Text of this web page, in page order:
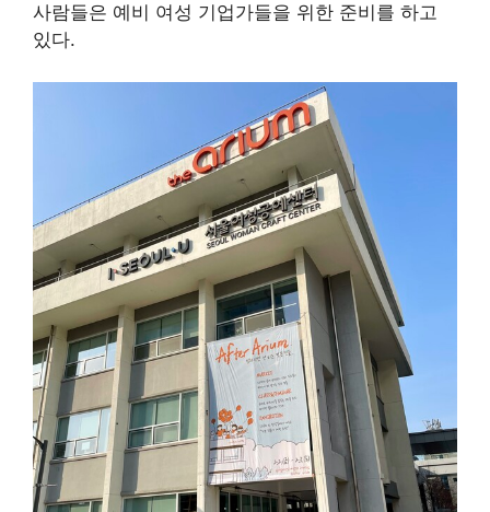
사람들은 예비 여성 기업가들을 위한 준비를 하고
있다.